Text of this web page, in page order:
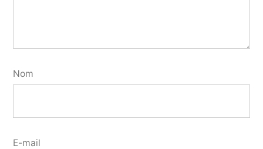
Nom
E-mail